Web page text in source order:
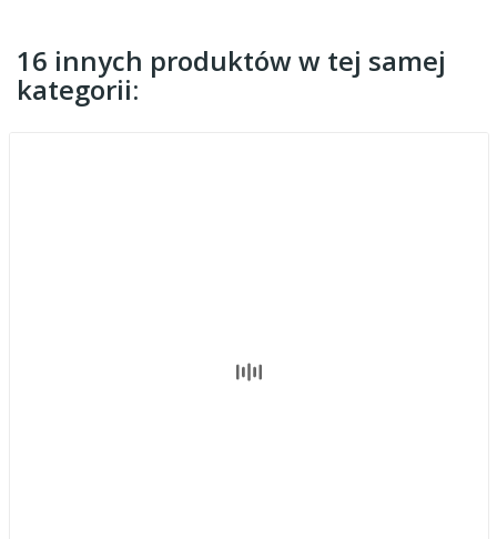
16 innych produktów w tej samej
kategorii: